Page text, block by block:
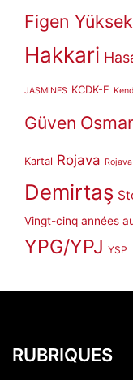
Figen
Hakkari
JASMINES KCDK-E
Güven
Kartal Rojava Rojava
Demirtaş
Vingt-cinq années
YPG/YPJ YSP
RUBRIQUES